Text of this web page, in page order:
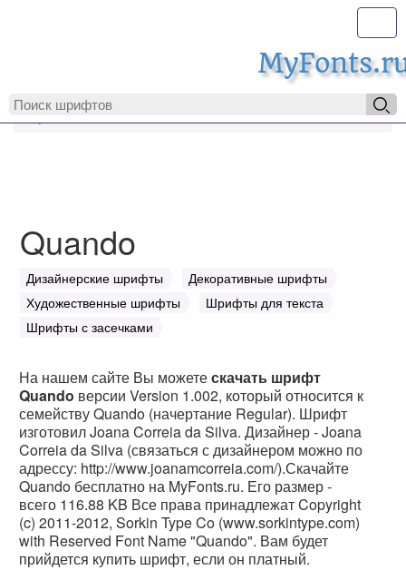
MyFonts.ru
Quando
Дизайнерские шрифты
Декоративные шрифты
Художественные шрифты
Шрифты для текста
Шрифты с засечками
На нашем сайте Вы можетескачать шрифт
Quando версии Version 1.002, который относится к
семейству Quando (начертание Regular). Шрифт
изготовил Joana Correia da Silva. Дизайнер - Joana
Correia da Silva (связаться с дизайнером можно по
адрессу: http://www.joanamcorreia.com/).Скачайте
Quando бесплатно на MyFonts.ru. Его размер -
всего 116.88 KB Все права принадлежат Copyright
(c) 2011-2012, Sorkin Type Co (www.sorkintype.com)
with Reserved Font Name "Quando". Вам будет
прийдется купить шрифт, если он платный.